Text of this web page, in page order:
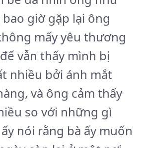
giờ gặp lại ông
mấy yêu thương
vẫn thấy mình bị
nhiều bởi ánh mắt
và ông cảm thấy
so với những gì
nói rằng bà ấy muốn